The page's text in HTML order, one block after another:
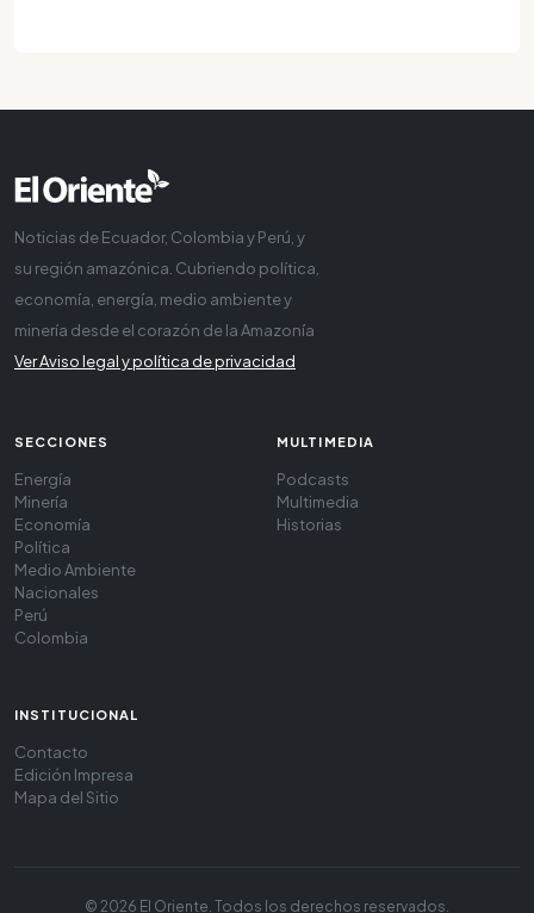
Noticias de Ecuador, Colombia y Perú, y
su región amazónica. Cubriendo política,
economía, energía, medio ambiente y
minería desde el corazón de la Amazonía
Ver Aviso legal y política de privacidad
SECCIONES
Energía
Minería
Economía
Política
Medio Ambiente
Nacionales
Perú
Colombia
MULTIMEDIA
Podcasts
Multimedia
Historias
INSTITUCIONAL
Contacto
Edición Impresa
Mapa del Sitio
© 2026 El Oriente. Todos los derechos reservados.